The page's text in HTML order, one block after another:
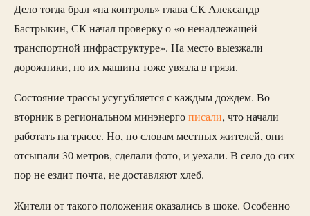
Дело тогда брал «на контроль» глава СК Александр
Бастрыкин, СК начал проверку о «о ненадлежащей
транспортной инфраструктуре». На место выезжали
дорожники, но их машина тоже увязла в грязи.
Состояние трассы усугубляется с каждым дождем. Во
вторник в региональном минэнергописали, что начали
работать на трассе. Но, по словам местных жителей, они
отсыпали 30 метров, сделали фото, и уехали. В село до сих
пор не ездит почта, не доставляют хлеб.
Жители от такого положения оказались в шоке. Особенно